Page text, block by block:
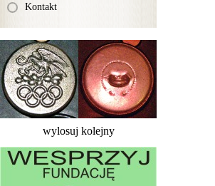
Kontakt
wylosuj kolejny